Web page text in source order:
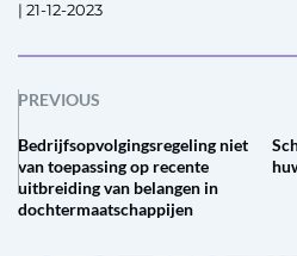
| 21-12-2023
PREVIOUS
Bedrijfsopvolgingsregeling niet
van toepassing op recente
uitbreiding van belangen in
dochtermaatschappijen